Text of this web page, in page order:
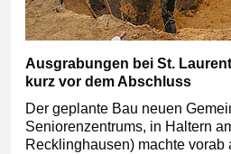
Ausgrabungen bei St.
kurz vor dem Abschluss
Der geplante Bau neuen
Seniorenzentrums, in Haltern
Recklinghausen) machte vorab